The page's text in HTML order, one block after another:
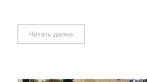
Читать далее